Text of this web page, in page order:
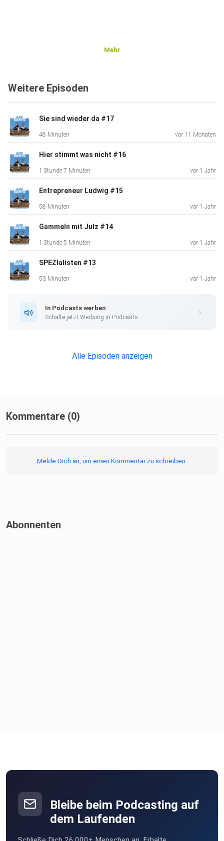
Mehr
Weitere Episoden
Sie sind wieder da #17
48 Minuten vor 11 Monaten
Hier stimmt was nicht #16
1 Stunde 7 Minuten vor 1 Jahr
Entrepreneur Ludwig #15
58 Minuten vor 1 Jahr
Gammeln mit Julz #14
1 Stunde 5 Minuten vor 1 Jahr
SPEZIalisten #13
53 Minuten vor 1 Jahr
In Podcasts werben
Schalte jetzt Werbung in Podcasts.
Alle Episoden anzeigen
Kommentare (0)
Melde Dich an, um einen Kommentar zu schreiben.
Abonnenten
Bleibe beim Podcasting auf
dem Laufenden